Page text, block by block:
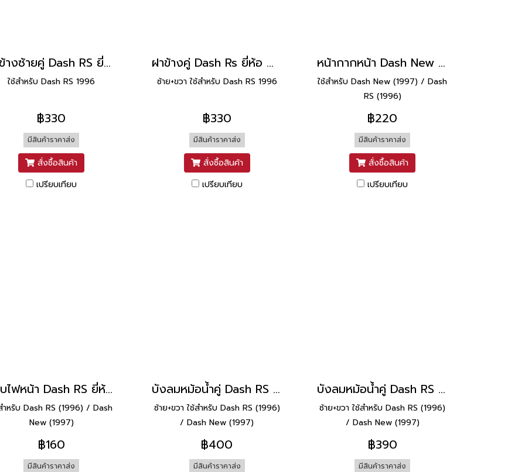
ฝาข้างซ้ายคู่ Dash RS ยี่ห้อ Manoo [H31 ดำ]
ใช้สำหรับ Dash RS 1996
฿330
มีสินค้าราคาส่ง
สั่งซื้อสินค้า
เปรียบเทียบ
ุ่ฝาข้างคู่ Dash Rs ยี่ห้อ Manoo [ H31 ดำ ]
ซ้าย+ขวา ใช้สำหรับ Dash RS 1996
฿330
มีสินค้าราคาส่ง
สั่งซื้อสินค้า
เปรียบเทียบ
หน้ากากหน้า Dash New ยี่ห้อ Manoo [H22 แดง]
ใช้สำหรับ Dash New (1997) / Dash
RS (1996)
฿220
มีสินค้าราคาส่ง
สั่งซื้อสินค้า
เปรียบเทียบ
ขอบไฟหน้า Dash RS ยี่ห้อ Manoo [H34 น้ำเงิน]
ำหรับ Dash RS (1996) / Dash
New (1997)
฿160
มีสินค้าราคาส่ง
บังลมหม้อน้ำคู่ Dash RS ยี่ห้อ Manoo [H31 ดำ]
ซ้าย+ขวา ใช้สำหรับ Dash RS (1996)
/ Dash New (1997)
฿400
มีสินค้าราคาส่ง
บังลมหม้อน้ำคู่ Dash RS ยี่ห้อ Manoo [H34 น้ำเงิน]
ซ้าย+ขวา ใช้สำหรับ Dash RS (1996)
/ Dash New (1997)
฿390
มีสินค้าราคาส่ง